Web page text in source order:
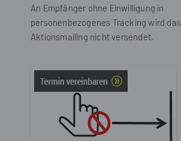
An Empfänger ohne Einwilligung in
personenbezogenes Tracking wird das
Aktionsmailing nicht versendet.